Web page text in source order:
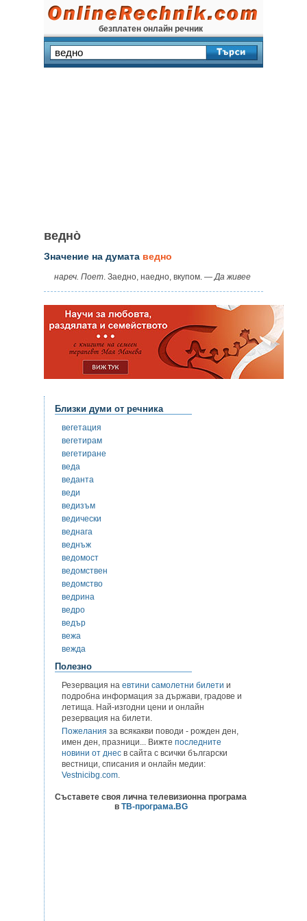
безплатен онлайн речник
ведно̀
Значение на думата ведно
нареч. Поет. Заедно, наедно, вкупом. —Да живее
Близки думи от речника
вегетация
вегетирам
вегетиране
веда
веданта
веди
ведизъм
ведически
веднага
веднъж
ведомост
ведомствен
ведомство
ведрина
ведро
ведър
вежа
вежда
Полезно
Резервация на евтини самолетни билети и
подробна информация за държави, градове и
летища. Най-изгодни цени и онлайн
резервация на билети.
Пожелания за всякакви поводи - рожден ден,
имен ден, празници... Вижте последните
новини от днес в сайта с всички български
вестници, списания и онлайн медии:
Vestnicibg.com.
Съставете своя лична телевизионна програма
в ТВ-програма.BG